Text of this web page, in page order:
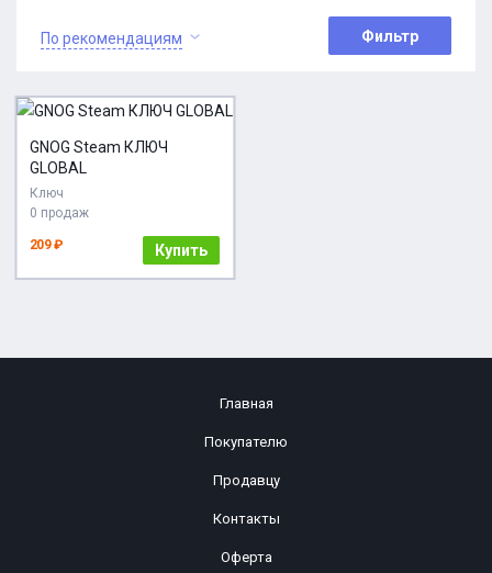
По рекомендациям Фильтр
GNOG Steam КЛЮЧ
GLOBAL
Ключ
0 продаж
209 ₽ Купить
Главная
Покупателю
Продавцу
Контакты
Оферта